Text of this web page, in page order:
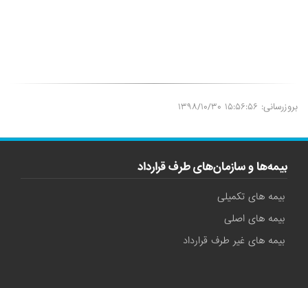
بروزرسانی: ۱۵:۵۶:۵۶ ۱۳۹۸/۱۰/۳۰
بیمه‌ها و سازمان‌های طرف قرارداد
بیمه های تکمیلی
بیمه های اصلی
بیمه های غیر طرف قرارداد